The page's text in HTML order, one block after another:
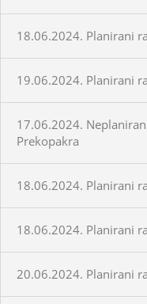
18.06.2024. Planirani
19.06.2024. Planirani
17.06.2024.
Prekopakra
18.06.2024. Planirani
18.06.2024. Planirani
20.06.2024. Planirani